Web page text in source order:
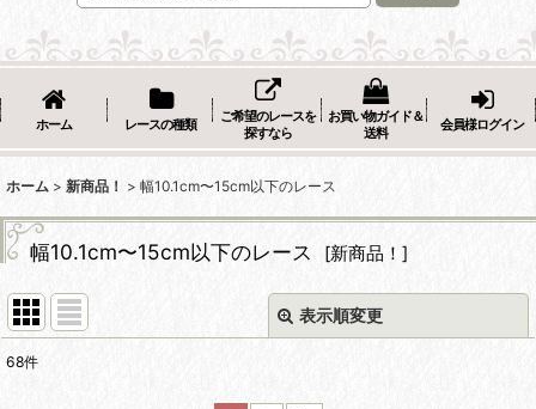
ホーム レースの種類
ご希望のレースを
探すなら
お買い物ガイド＆
送料
会員様ログイン
ホーム > 新商品！ > 幅10.1cm〜15cm以下のレース
幅10.1cm〜15cm以下のレース [新商品！ ]
表示順変更
68件